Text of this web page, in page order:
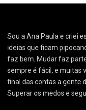
Sou a Ana Paula e criei
ideias que ficam
faz bem. Mudar faz
sempre é fácil, e muitas
final das contas a gente
Superar os medos e